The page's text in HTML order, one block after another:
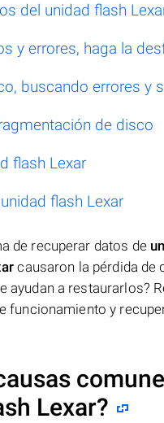
del unidad flash
y errores, haga la
buscando errores y
de disco
flash Lexar
flash Lexar
de recuperar datos de
causaron la pérdida de
ayudan a restaurarlos?
funcionamiento y
Lexar?